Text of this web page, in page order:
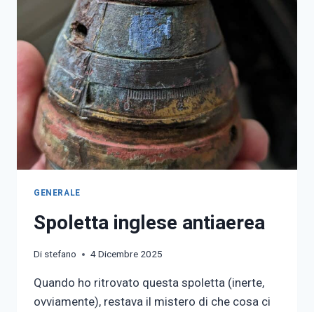
GENERALE
Spoletta inglese antiaerea
Di stefano 4 Dicembre 2025
Quando ho ritrovato questa spoletta (inerte,
ovviamente), restava il mistero di che cosa ci